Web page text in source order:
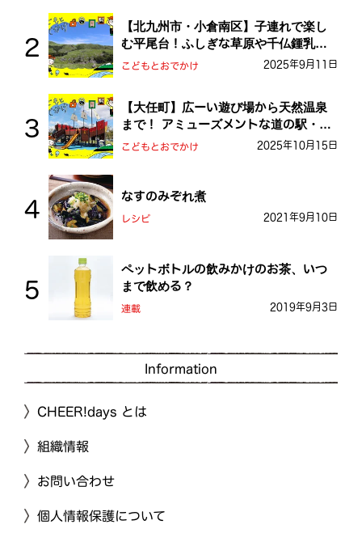
【北九州市・小倉南区】子連れで楽し
む平尾台！ふしぎな草原や千仏鍾乳洞
を探検しよう！
こどもとおでかけ 2025年9月11日
【大任町】広ーい遊び場から天然温泉
まで！ アミューズメントな道の駅・お
おとう桜街道
こどもとおでかけ 2025年10月15日
なすのみぞれ煮
レシピ 2021年9月10日
ペットボトルの飲みかけのお茶、いつ
まで飲める？
連載 2019年9月3日
Information
CHEER!days とは
組織情報
お問い合わせ
個人情報保護について